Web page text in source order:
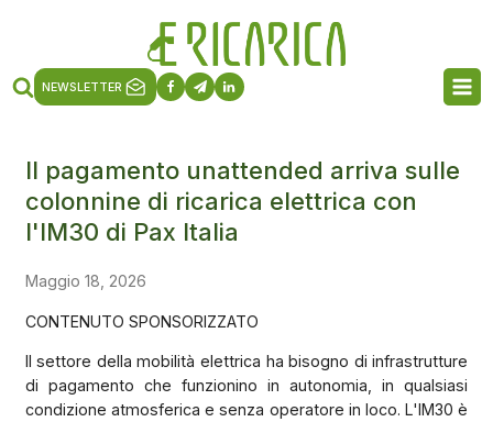
NEWSLETTER
Il pagamento unattended arriva sulle
colonnine di ricarica elettrica con
l'IM30 di Pax Italia
Maggio 18, 2026
CONTENUTO SPONSORIZZATO
Il settore della mobilità elettrica ha bisogno di infrastrutture
di pagamento che funzionino in autonomia, in qualsiasi
condizione atmosferica e senza operatore in loco. L'IM30 è